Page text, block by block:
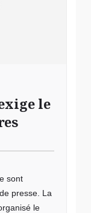
le
sont
presse. La
le